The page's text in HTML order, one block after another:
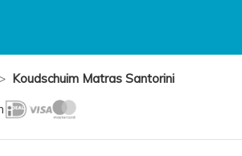
> Koudschuim Matras Santorini